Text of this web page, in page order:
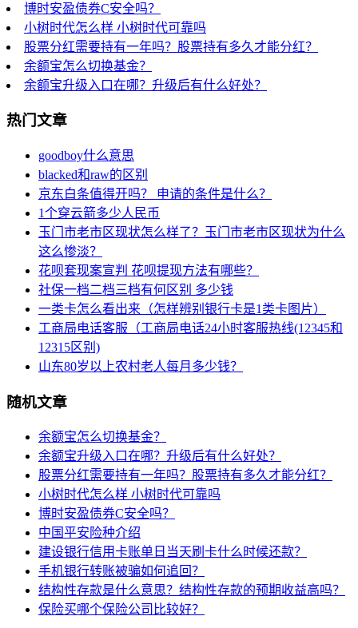
博时安盈债券C安全吗？
小树时代怎么样 小树时代可靠吗
股票分红需要持有一年吗？股票持有多久才能分红？
余额宝怎么切换基金？
余额宝升级入口在哪？升级后有什么好处？
热门文章
goodboy什么意思
blacked和raw的区别
京东白条值得开吗？ 申请的条件是什么？
1个穿云箭多少人民币
玉门市老市区现状怎么样了？玉门市老市区现状为什么
这么惨淡？
花呗套现案宣判 花呗提现方法有哪些？
社保一档二档三档有何区别 多少钱
一类卡怎么看出来（怎样辨别银行卡是1类卡图片）
工商局电话客服（工商局电话24小时客服热线(12345和
12315区别)
山东80岁以上农村老人每月多少钱？
随机文章
余额宝怎么切换基金？
余额宝升级入口在哪？升级后有什么好处？
股票分红需要持有一年吗？股票持有多久才能分红？
小树时代怎么样 小树时代可靠吗
博时安盈债券C安全吗？
中国平安险种介绍
建设银行信用卡账单日当天刷卡什么时候还款？
手机银行转账被骗如何追回？
结构性存款是什么意思？结构性存款的预期收益高吗？
保险买哪个保险公司比较好？